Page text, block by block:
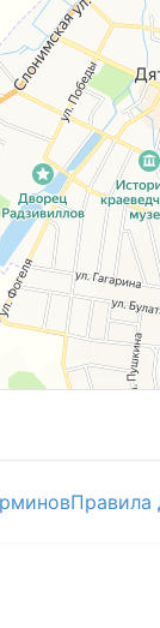
Правила